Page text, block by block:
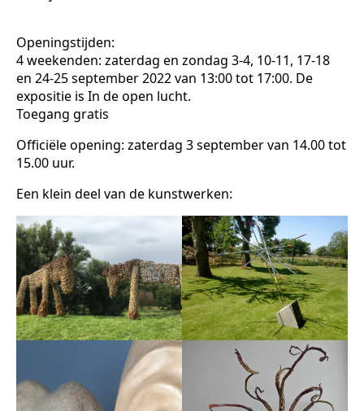
Openingstijden:
4 weekenden: zaterdag en zondag 3-4, 10-11, 17-18
en 24-25 september 2022 van 13:00 tot 17:00. De
expositie is In de open lucht.
Toegang gratis
Officiële opening: zaterdag 3 september van 14.00 tot
15.00 uur.
Een klein deel van de kunstwerken: